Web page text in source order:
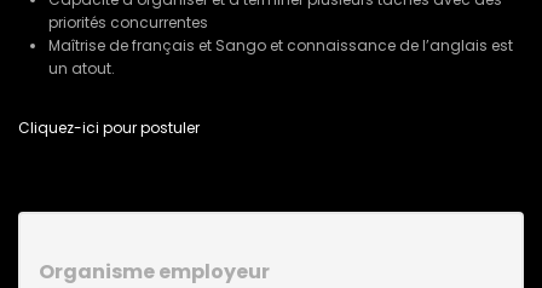
priorités concurrentes
Maîtrise de français et Sango et connaissance de l’anglais est
un atout.
Cliquez-ici pour postuler
Organisme employeur